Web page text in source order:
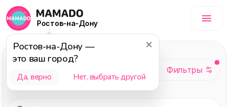
Ростов-на-Дону
Ростов-на-Дону —
это ваш город?
Да, верно Нет, выбрать другой
Отношения, темы:
Семья, Дети,
Подарки